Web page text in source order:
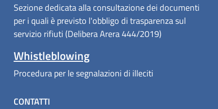
Sezione dedicata alla consultazione dei documenti
per i quali è previsto l'obbligo di trasparenza sul
servizio rifiuti (Delibera Arera 444/2019)
Whistleblowing
Procedura per le segnalazioni di illeciti
CONTATTI